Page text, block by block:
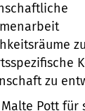
zu
Pott für